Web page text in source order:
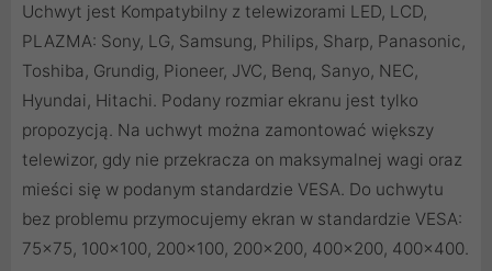
Uchwyt jest Kompatybilny z telewizorami LED, LCD,
PLAZMA: Sony, LG, Samsung, Philips, Sharp, Panasonic,
Toshiba, Grundig, Pioneer, JVC, Benq, Sanyo, NEC,
Hyundai, Hitachi. Podany rozmiar ekranu jest tylko
propozycją. Na uchwyt można zamontować większy
telewizor, gdy nie przekracza on maksymalnej wagi oraz
mieści się w podanym standardzie VESA. Do uchwytu
bez problemu przymocujemy ekran w standardzie VESA:
75x75, 100x100, 200x100, 200x200, 400x200, 400x400.